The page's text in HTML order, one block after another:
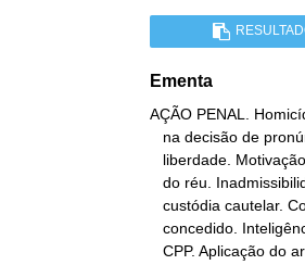
Ementa
AÇÃO PENAL.